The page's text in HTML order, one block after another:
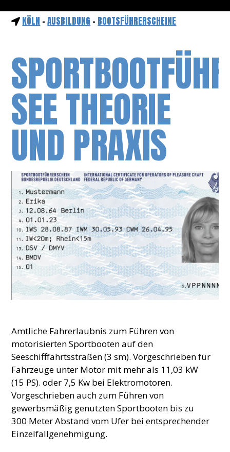
KÖLN -AUSBILDUNG - BOOTSFÜHRERSCHEINE
SEE THEORIE
UND PRAXIS
Amtliche Fahrerlaubnis zum Führen von
motorisierten Sportbooten auf den
Seeschifffahrtsstraßen (3 sm). Vorgeschrieben für
Fahrzeuge unter Motor mit mehr als 11,03 kW
(15 PS). oder 7,5 Kw bei Elektromotoren.
Vorgeschrieben auch zum Führen von
gewerbsmäßig genutzten Sportbooten bis zu
300 Meter Abstand vom Ufer bei entsprechender
Einzelfallgenehmigung.